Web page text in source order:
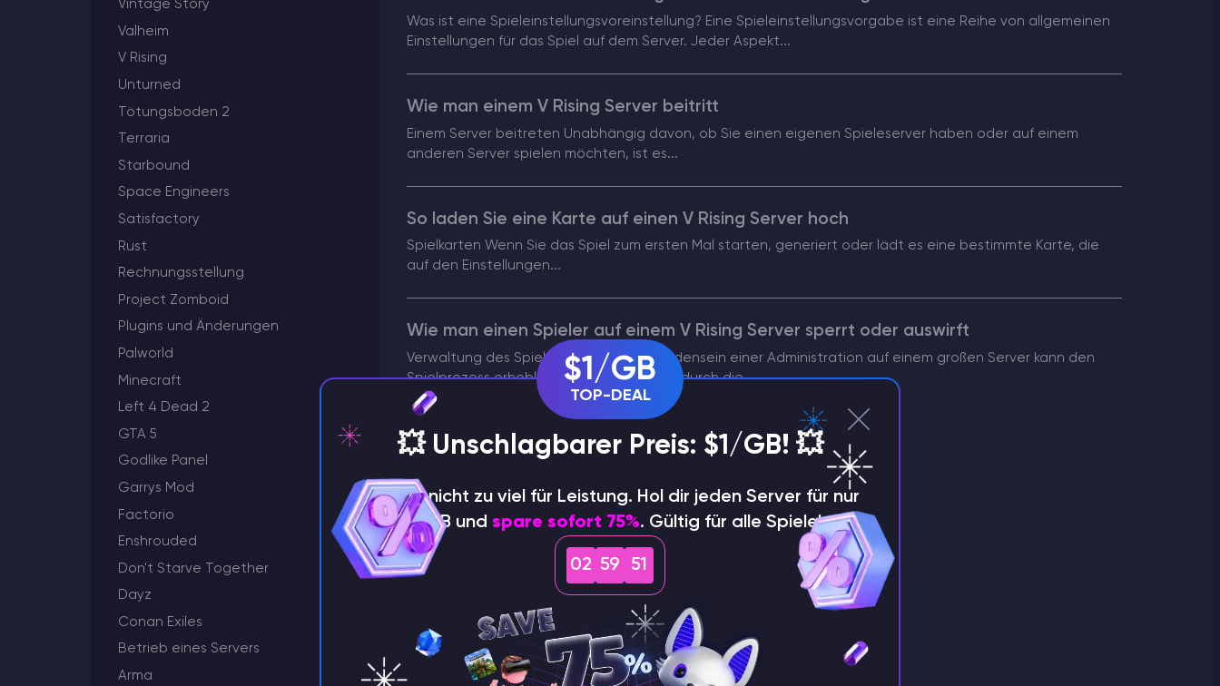
Hytale Hosting 50% OFF
ARK Server Mieten
Was ist eine Spieleinstellungsvoreinstellung? Eine Spieleinstellungsvorgabe ist eine Reihe von allgemeinen
Einstellungen für das Spiel auf dem Server. Jeder Aspekt...
Wie man einem V Rising Server beitritt
Einem Server beitreten Unabhängig davon, ob Sie einen eigenen Spieleserver haben oder auf einem
anderen Server spielen möchten, ist es...
So laden Sie eine Karte auf einen V Rising Server hoch
Spielkarten Wenn Sie das Spiel zum ersten Mal starten, generiert oder lädt es eine bestimmte Karte, die
auf den Einstellungen...
Wie man einen Spieler auf einem V Rising Server sperrt oder auswirft
Verwaltung des Spielablaufs Das Vorhandensein einer Administration auf einem großen Server kann den
Spielprozess erheblich beeinflussen, z. B. durch die...
Vintage Story
Valheim
V Rising
Unturned
Tötungsboden 2
Terraria
Starbound
Space Engineers
Satisfactory
Rust
Rechnungsstellung
Project Zomboid
Plugins und Änderungen
Palworld
Minecraft
Left 4 Dead 2
GTA 5
Godlike Panel
Garrys Mod
Factorio
Enshrouded
Don't Starve Together
Dayz
Conan Exiles
Betrieb eines Servers
Arma
$1/GB
TOP-DEAL
💥 Unschlagbarer Preis: $1/GB! 💥
⚡️ Zahle nicht zu viel für Leistung. Hol dir jeden Server für nur
$1/GB und spare sofort 75%. Gültig für alle Spiele!
02 59 50